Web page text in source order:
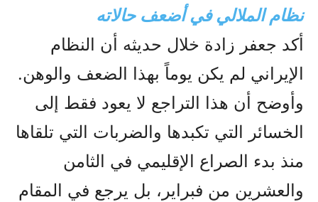
نظام الملالي في أضعف حالاته
أكد جعفر زادة خلال حديثه أن النظام
الإيراني لم يكن يوماً بهذا الضعف والوهن.
وأوضح أن هذا التراجع لا يعود فقط إلى
الخسائر التي تكبدها والضربات التي تلقاها
منذ بدء الصراع الإقليمي في الثامن
والعشرين من فبراير، بل يرجع في المقام